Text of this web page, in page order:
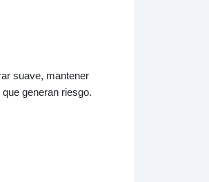
suave, mantener
generan riesgo.